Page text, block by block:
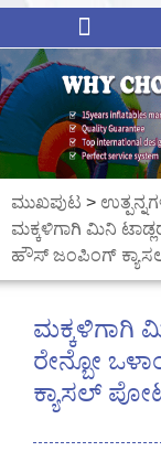
ಮುಖಪುಟ >
ಮಕ್ಕಳಿಗಾಗಿ ಮಿನಿ
ಹೌಸ್ ಜಂಪಿಂಗ್
ಮಕ್ಕಳಿಗಾಗಿ
ರೇನ್ಬೋ
ಕ್ಯಾಸಲ್